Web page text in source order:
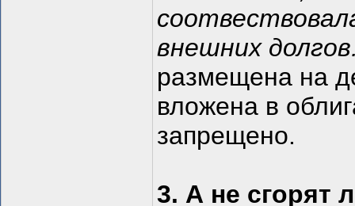
внешних
размещена на
вложена в
запрещено.
3. А не сгорят